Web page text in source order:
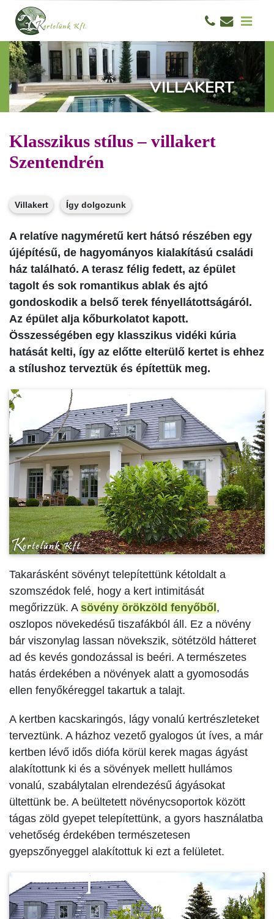
VILLAKERT
Klasszikus stílus – villakert
Szentendrén
Villakert Így dolgozunk
A relatíve nagyméretű kert hátsó részében egy
újépítésű, de hagyományos kialakítású családi
ház található. A terasz félig fedett, az épület
tagolt és sok romantikus ablak és ajtó
gondoskodik a belső terek fényellátottságáról.
Az épület alja kőburkolatot kapott.
Összességében egy klasszikus vidéki kúria
hatását kelti, így az előtte elterülő kertet is ehhez
a stílushoz terveztük és építettük meg.
Takarásként sövényt telepítettünk kétoldalt a
szomszédok felé, hogy a kert intimitását
megőrizzük. A sövény örökzöld fenyőből ,
oszlopos növekedésű tiszafákból áll. Ez a növény
bár viszonylag lassan növekszik, sötétzöld hátteret
ad és kevés gondozással is beéri. A természetes
hatás érdekében a növények alatt a gyomosodás
ellen fenyőkéreggel takartuk a talajt.
A kertben kacskaringós, lágy vonalú kertrészleteket
terveztünk. A házhoz vezető gyalogos út íves, a már
kertben lévő idős diófa körül kerek magas ágyást
alakítottunk ki és a sövények mellett hullámos
vonalú, szabálytalan elrendezésű ágyásokat
ültettünk be. A beültetett növénycsoportok között
tágas zöld gyepet telepítettünk, a gyors használatba
vehetőség érdekében természetesen
gyepszőnyeggel alakítottuk ki ezt a felületet.